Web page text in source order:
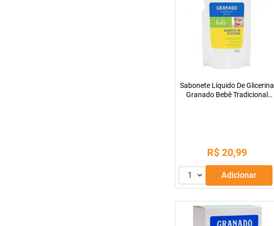
Sabonete Líquido De Glicerina
Granado Bebê Tradicional
R$ 20,99
1 Adicionar